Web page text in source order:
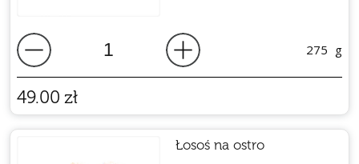
275 g
49.00 zł
Łosoś na ostro